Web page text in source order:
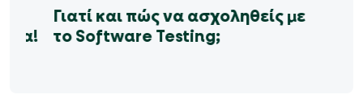
Γιατί και πώς να ασχοληθείς με
το Software Testing;